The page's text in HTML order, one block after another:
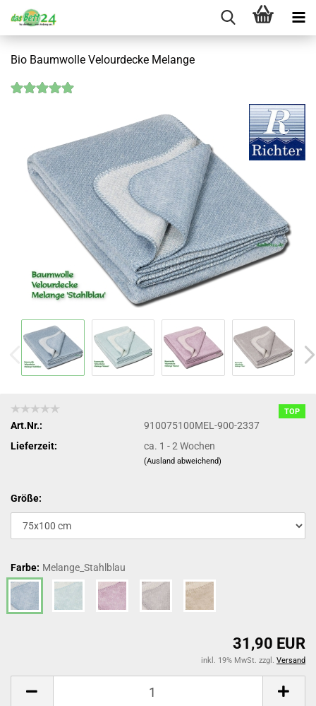
Bio Baumwolle Velourdecke Melange
TOP
Art.Nr.:
910075100MEL-900-2337
Lieferzeit:
ca. 1 - 2 Wochen
(Ausland abweichend)
Größe:
Farbe: Melange_Stahlblau
31,90 EUR
inkl. 19% MwSt. zzgl. Versand